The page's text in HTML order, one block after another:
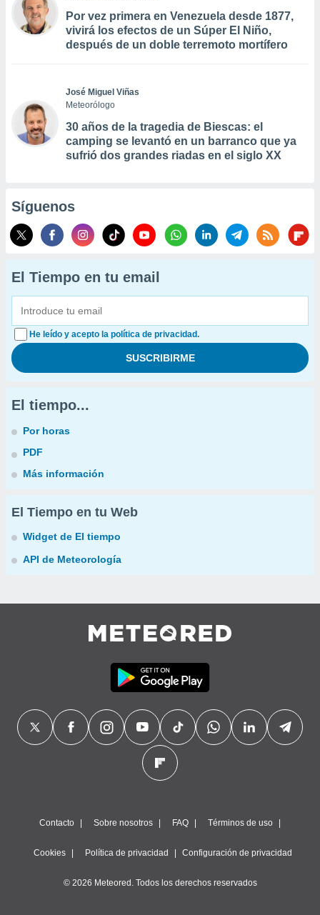
Por vez primera en Venezuela desde 1877,
vivirá los efectos de un Súper El Niño,
después de un doble terremoto mortífero
José Miguel Viñas
Meteorólogo
30 años de la tragedia de Biescas: el
camping se levantó en un barranco que ya
sufrió dos grandes riadas en el siglo XX
Síguenos
El Tiempo en tu email
He leído y acepto la política de privacidad.
El tiempo...
Por horas
PDF
Más información
El Tiempo en tu Web
Widget de El tiempo
API de Meteorología
Contacto Sobre nosotros FAQ Términos de uso
Cookies Política de privacidad Configuración de privacidad
© 2026 Meteored. Todos los derechos reservados